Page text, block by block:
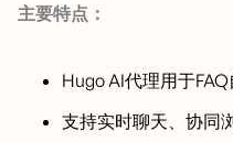
主要特点：
Hugo AI代理用于
支持实时聊天、协同